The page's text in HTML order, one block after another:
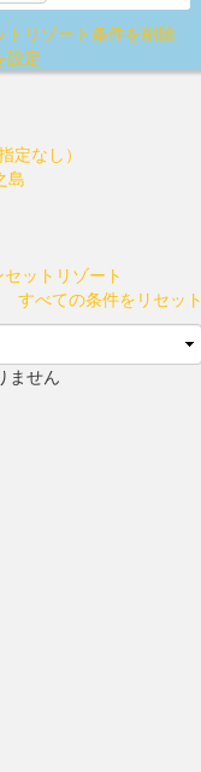
リゾート条件を削除
設定
定なし）
島
ットリゾート
すべての条件をリセット
ません